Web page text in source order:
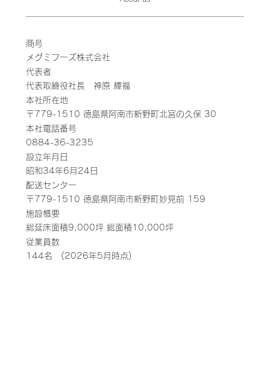
メグミフーズ株式会社
商号
代表取締役社長 神原 輝福
代表者
〒779-1510 徳島県阿南市新野町北宮の久保 30
本社所在地
0884-36-3235
本社電話番号
昭和34年6月24日
設立年月日
〒779-1510 徳島県阿南市新野町妙見前 159
配送センター
総延床面積9,000坪 総面積10,000坪
施設概要
144名 (2026年5月時点)
従業員数